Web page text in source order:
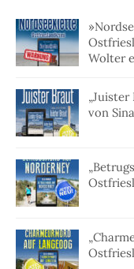
Wolter
von